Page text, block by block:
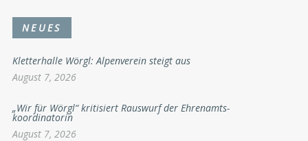
NEUES
Kletterhalle Wörgl: Alpenverein steigt aus
August 7, 2026
„Wir für Wörgl“ kritisiert Rauswurf der Ehrenamts-
koordinatorin
August 7, 2026